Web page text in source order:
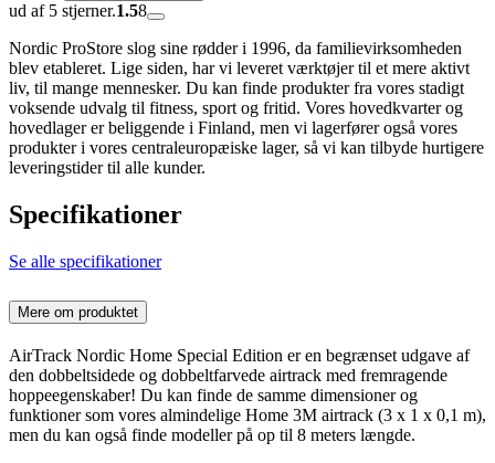
ud af 5 stjerner.1.58
Nordic ProStore slog sine rødder i 1996, da familievirksomheden
blev etableret. Lige siden, har vi leveret værktøjer til et mere aktivt
liv, til mange mennesker. Du kan finde produkter fra vores stadigt
voksende udvalg til fitness, sport og fritid. Vores hovedkvarter og
hovedlager er beliggende i Finland, men vi lagerfører også vores
produkter i vores centraleuropæiske lager, så vi kan tilbyde hurtigere
leveringstider til alle kunder.
Specifikationer
Se alle specifikationer
Mere om produktet
AirTrack Nordic Home Special Edition er en begrænset udgave af
den dobbeltsidede og dobbeltfarvede airtrack med fremragende
hoppeegenskaber! Du kan finde de samme dimensioner og
funktioner som vores almindelige Home 3M airtrack (3 x 1 x 0,1 m),
men du kan også finde modeller på op til 8 meters længde.